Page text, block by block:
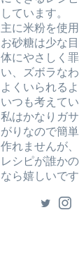
しています。
主に米粉を使
お砂糖は少な
体にやさしく
い、ズボラな
よくいられる
いつも考えてい
私はかなりガ
がりなので簡
作れませんが
レシピが誰か
なら嬉しいです